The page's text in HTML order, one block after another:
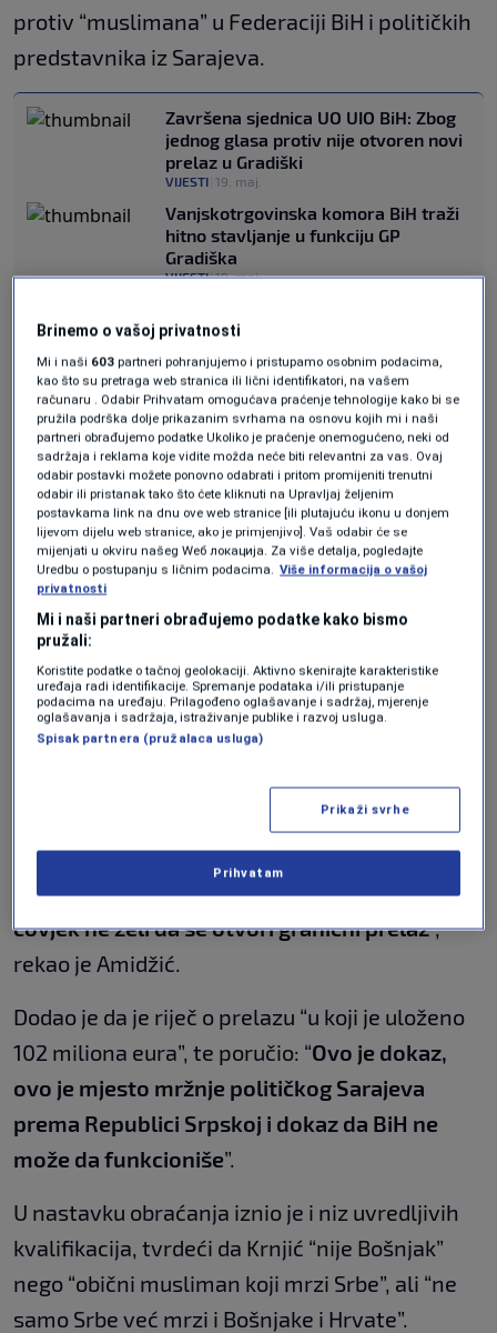
protiv “muslimana” u Federaciji BiH i političkih
predstavnika iz Sarajeva.
Završena sjednica UO UIO BiH: Zbog
jednog glasa protiv nije otvoren novi
prelaz u Gradiški
VIJESTI 19. maj.
Vanjskotrgovinska komora BiH traži
hitno stavljanje u funkciju GP
Gradiška
VIJESTI|19. maj.
prijedlog o privremenom otvaranju
novog graničnog prelaza Gradiška
VIJESTI | 19. maj.
“Ja ne znam šta vam ljudi kažem”, rekao je
Amidžić, navodeći da se članovi UO UIO BiH
izjašnjavaju protiv otvaranja novog
graničnog prelaza čak i u ovim okolnostima
kada ovaj postojeći granični prelaz više ne
može da funkcioniše”.
“Ovo je mjesto mržnje”
Amidžić je za blokadu optužio Krnjića, tvrdeći
Može li i jednom normalnom čovjeku na
svijetu, a ne na Balkanu, stati u pamet da
čovjek ne želi da se otvori granični prelaz”,
rekao je Amidžić.
Dodao je da je riječ o prelazu “u koji je uloženo
102 miliona eura”, te poručio: “Ovo je dokaz,
ovo je mjesto mržnje političkog Sarajeva
prema Republici Srpskoj i dokaz da BiH ne
može da funkcioniše”.
U nastavku obraćanja iznio je i niz uvredljivih
kvalifikacija, tvrdeći da Krnjić “nije Bošnjak”
nego “obični musliman koji mrzi Srbe”, ali “ne
samo Srbe već mrzi i Bošnjake i Hrvate”.
Brinemo o vašoj privatnosti
Mi i naši 603 partneri pohranjujemo i pristupamo osobnim podacima,
kao što su pretraga web stranica ili lični identifikatori, na vašem
računaru . Odabir Prihvatam omogućava praćenje tehnologije kako bi se
pružila podrška dolje prikazanim svrhama na osnovu kojih mi i naši
partneri obrađujemo podatke Ukoliko je praćenje onemogućeno, neki od
sadržaja i reklama koje vidite možda neće biti relevantni za vas. Ovaj
odabir postavki možete ponovno odabrati i pritom promijeniti trenutni
odabir ili pristanak tako što ćete kliknuti na Upravljaj željenim
postavkama link na dnu ove web stranice [ili plutajuću ikonu u donjem
lijevom dijelu web stranice, ako je primjenjivo]. Vaš odabir će se
mijenjati u okviru našeg Wеб локација. Za više detalja, pogledajte
Uredbu o postupanju s ličnim podacima. Više informacija o vašoj
privatnosti
Mi i naši partneri obrađujemo podatke kako bismo
pružali:
Koristite podatke o tačnoj geolokaciji. Aktivno skenirajte karakteristike
uređaja radi identifikacije. Spremanje podataka i/ili pristupanje
podacima na uređaju. Prilagođeno oglašavanje i sadržaj, mjerenje
oglašavanja i sadržaja, istraživanje publike i razvoj usluga.
Spisak partnera (pružalaca usluga)
Prikaži svrhe
Prihvatam